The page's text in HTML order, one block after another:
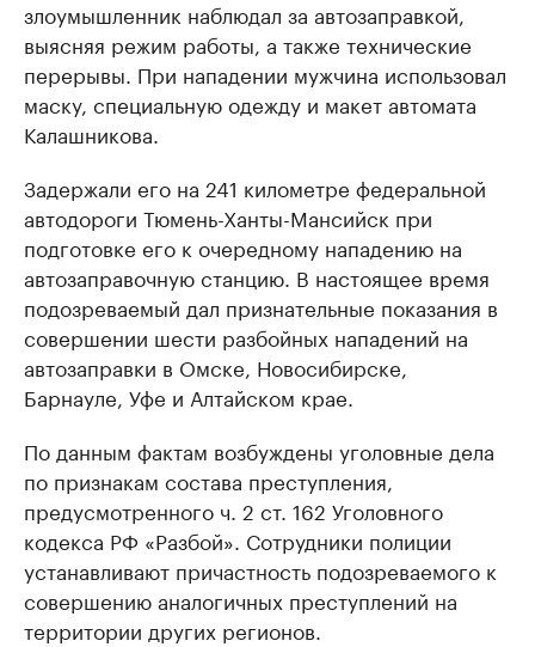
злоумышленник наблюдал за автозаправкой,
выясняя режим работы, а также технические
перерывы. При нападении мужчина использовал
маску, специальную одежду и макет автомата
Калашникова.
Задержали его на 241 километре федеральной
автодороги Тюмень-Ханты-Мансийск при
подготовке его к очередному нападению на
автозаправочную станцию. В настоящее время
подозреваемый дал признательные показания в
совершении шести разбойных нападений на
автозаправки в Омске, Новосибирске,
Барнауле, Уфе и Алтайском крае.
По данным фактам возбуждены уголовные дела
по признакам состава преступления,
предусмотренного ч. 2 ст. 162 Уголовного
кодекса РФ «Разбой». Сотрудники полиции
устанавливают причастность подозреваемого к
совершению аналогичных преступлений на
территории других регионов.